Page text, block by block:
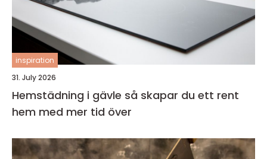
inspiration
31. July 2026
Hemstädning i gävle så skapar du ett rent
hem med mer tid över